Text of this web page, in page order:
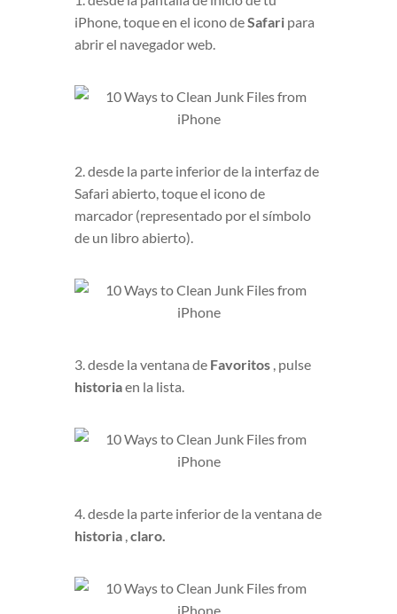
iPhone, toque en el icono deSafari para
abrir el navegador web.
2. desde la parte inferior de la interfaz de
Safari abierto, toque el icono de
marcador (representado por el símbolo
de un libro abierto).
3. desde la ventana de Favoritos , pulse
historiaen la lista.
4. desde la parte inferior de la ventana de
historia ,claro.